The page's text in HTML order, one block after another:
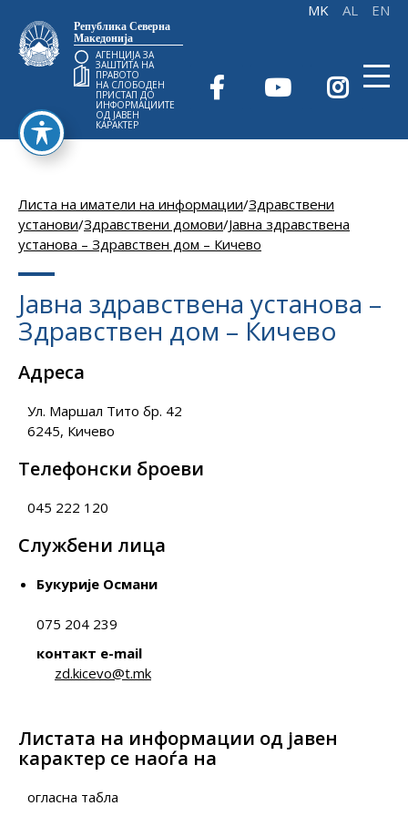
Република Северна
Македонија
АГЕНЦИЈА ЗА
ЗАШТИТА НА
ПРАВОТО
НА СЛОБОДЕН
ПРИСТАП ДО
ИНФОРМАЦИИТЕ
ОД ЈАВЕН
КАРАКТЕР
Листа на иматели на информации/Здравствени
установи/Здравствени домови/Јавна здравствена
установа – Здравствен дом – Кичево
Јавна здравствена установа –
Здравствен дом – Кичево
Адреса
Ул. Маршал Тито бр. 42
6245, Кичево
Телефонски броеви
045 222 120
Службени лица
Букурије Османи
075 204 239
контакт e-mail
zd.kicevo@t.mk
Листата на информации од јавен
карактер се наоѓа на
огласна табла